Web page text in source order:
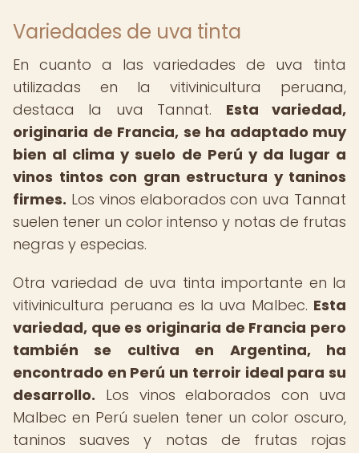
Variedades de uva tinta
En cuanto a las variedades de uva tinta
utilizadas en la vitivinicultura peruana,
destaca la uva Tannat. Esta variedad,
originaria de Francia, se ha adaptado muy
bien al clima y suelo de Perú y da lugar a
vinos tintos con gran estructura y taninos
firmes. Los vinos elaborados con uva Tannat
suelen tener un color intenso y notas de frutas
negras y especias.
Otra variedad de uva tinta importante en la
vitivinicultura peruana es la uva Malbec. Esta
variedad, que es originaria de Francia pero
también se cultiva en Argentina, ha
encontrado en Perú un terroir ideal para su
desarrollo. Los vinos elaborados con uva
Malbec en Perú suelen tener un color oscuro,
taninos suaves y notas de frutas rojas